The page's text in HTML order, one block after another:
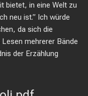
bietet, in eine Welt zu
neu ist.” Ich würde
da sich die
mehrerer Bände
der Erzählung